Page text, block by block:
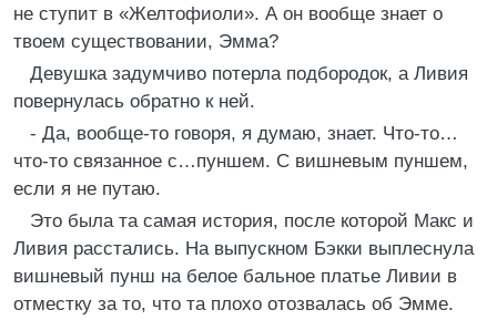
не ступит в «Желтофиоли». А он вообще знает о
твоем существовании, Эмма?
Девушка задумчиво потерла подбородок, а Ливия
повернулась обратно к ней.
- Да, вообще-то говоря, я думаю, знает. Что-то…
что-то связанное с…пуншем. С вишневым пуншем,
если я не путаю.
Это была та самая история, после которой Макс и
Ливия расстались. На выпускном Бэкки выплеснула
вишневый пунш на белое бальное платье Ливии в
отместку за то, что та плохо отозвалась об Эмме.